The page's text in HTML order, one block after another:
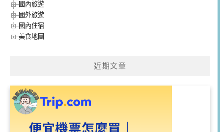
國內旅遊
國外旅遊
國內住宿
美食地圖
近期文章